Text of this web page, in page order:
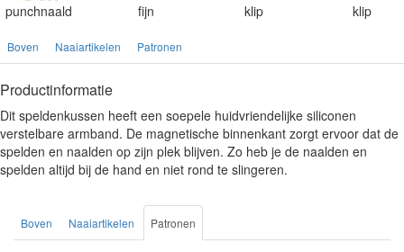
punchnaald fijn klip klip
Boven Naaiartikelen Patronen
Productinformatie
Dit speldenkussen heeft een soepele huidvriendelijke siliconen
verstelbare armband. De magnetische binnenkant zorgt ervoor dat de
spelden en naalden op zijn plek blijven. Zo heb je de naalden en
spelden altijd bij de hand en niet rond te slingeren.
Boven Naaiartikelen Patronen